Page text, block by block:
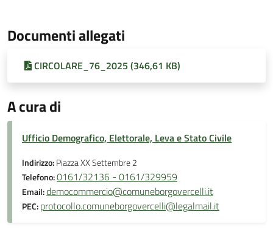
Documenti allegati
CIRCOLARE_76_2025 (346,61 KB)
A cura di
Ufficio Demografico, Elettorale, Leva e Stato Civile
Indirizzo:Piazza XX Settembre 2
Telefono:0161/32136 - 0161/329959
Email:democommercio@comuneborgovercelli.it
PEC:protocollo.comuneborgovercelli@legalmail.it